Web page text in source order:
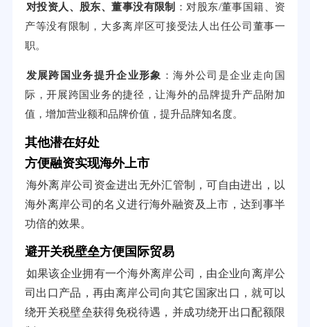
对投资人、股东、董事没有限制
：对股东/董事国籍、资
产等没有限制，大多离岸区可接受法人出任公司董事一
职。
发展跨国业务提升企业形象 ：海外公司是企业走向国
际，开展跨国业务的捷径，让海外的品牌提升产品附加
值，增加营业额和品牌价值，提升品牌知名度。
其他潜在好处
方便融资实现海外上市
海外离岸公司资金进出无外汇管制，可自由进出，以
海外离岸公司的名义进行海外融资及上市，达到事半
功倍的效果。
避开关税壁垒方便国际贸易
如果该企业拥有一个海外离岸公司，由企业向离岸公
司出口产品，再由离岸公司向其它国家出口，就可以
绕开关税壁垒获得免税待遇，并成功绕开出口配额限